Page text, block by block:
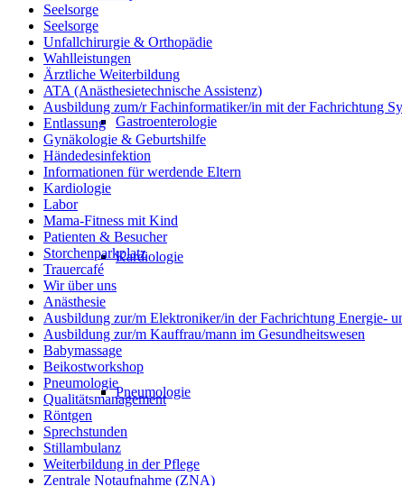
Gastroenterologie
Kardiologie
Pneumologie
Seelsorge
Seelsorge
Unfallchirurgie & Orthopädie
Wahlleistungen
Ärztliche Weiterbildung
ATA (Anästhesietechnische Assistenz)
Ausbildung zum/r Fachinformatiker/in mit der Fachrichtung
Entlassung
Gynäkologie & Geburtshilfe
Händedesinfektion
Informationen für werdende Eltern
Kardiologie
Labor
Mama-Fitness mit Kind
Patienten & Besucher
Storchenparkplatz
Trauercafé
Wir über uns
Anästhesie
Ausbildung zur/m Elektroniker/in der Fachrichtung Energie-
Ausbildung zur/m Kauffrau/mann im Gesundheitswesen
Babymassage
Beikostworkshop
Pneumologie
Qualitätsmanagement
Röntgen
Sprechstunden
Stillambulanz
Weiterbildung in der Pflege
Zentrale Notaufnahme (ZNA)